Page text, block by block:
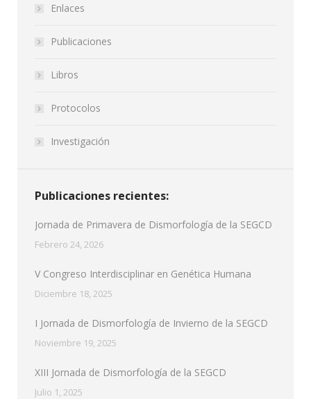
Enlaces
Publicaciones
Libros
Protocolos
Investigación
Publicaciones recientes:
Jornada de Primavera de Dismorfología de la SEGCD
Febrero 24, 2026
V Congreso Interdisciplinar en Genética Humana
Diciembre 18, 2025
I Jornada de Dismorfología de Invierno de la SEGCD
Noviembre 19, 2025
XIII Jornada de Dismorfología de la SEGCD
Julio 1, 2025